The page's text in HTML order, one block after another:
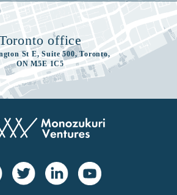
office
St E, Suite 500, Toronto,
ON M5E 1C5